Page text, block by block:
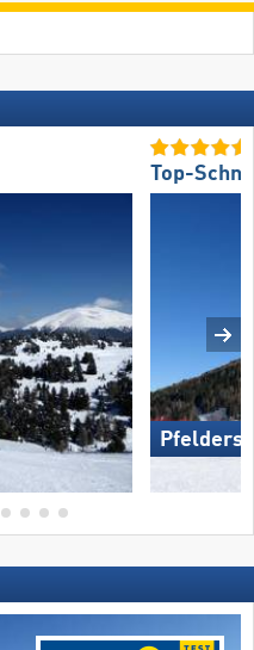
Top-
Pfelders